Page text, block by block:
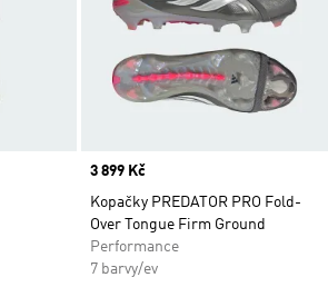
Price
3 899 Kč
Kopačky PREDATOR PRO Fold-
Over Tongue Firm Ground
Performance
7 barvy/ev